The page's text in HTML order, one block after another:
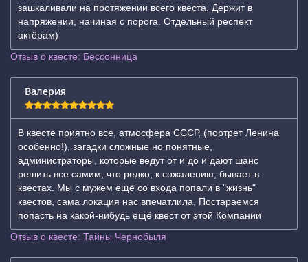
зашкаливали на протяжении всего квеста. Держит в
напряжении, начиная с порога. Отдельный респект
актёрам)
Отзыв о квесте: Бессонница
Валерия
В квесте приятно все, атмосфера СССР, (портрет Ленина
особенно!), загадки сложные но понятные,
администраторы, которые ведут от и до и дают шанс
решить все самим, что редко, к сожалению, бывает в
квестах. Мы с мужем ещё со входа попали в "жизнь"
квестов, сама локация нас впечатлила, Постараемся
попасть на какой-нибудь ещё квест от этой Компании
Отзыв о квесте: Тайны Чернобыля